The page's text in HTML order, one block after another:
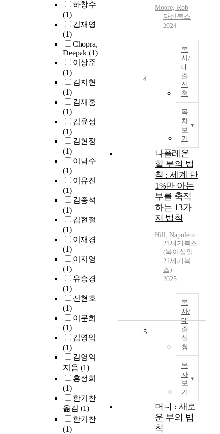
하창수
(1)
김재영
(1)
Chopra,
Deepak (1)
이상준
(1)
김지현
(1)
김재홍
(1)
김윤성
(1)
김현정
(1)
이남수
(1)
이유진
(1)
김종석
(1)
김현철
(1)
이재경
(1)
이지영
(1)
유승경
(1)
신현호
(1)
이문희
(1)
김영익
(1)
김영익
지음 (1)
홍정희
(1)
한기찬
옮김 (1)
한기찬
(1)
Moore, Rob
다산북스
2024
복
사/
대
출
신
청
목
차
보
기
4
나폴레온
힐 부의 법
칙 : 세계 단
1%만 아는
부를 축적
하는 13가
지 법칙
Hill, Napoleon
21세기북스
(북이십일
21세기북
스)
2025
복
사/
대
출
신
청
목
차
보
기
5
머니 : 새로
운 부의 법
칙